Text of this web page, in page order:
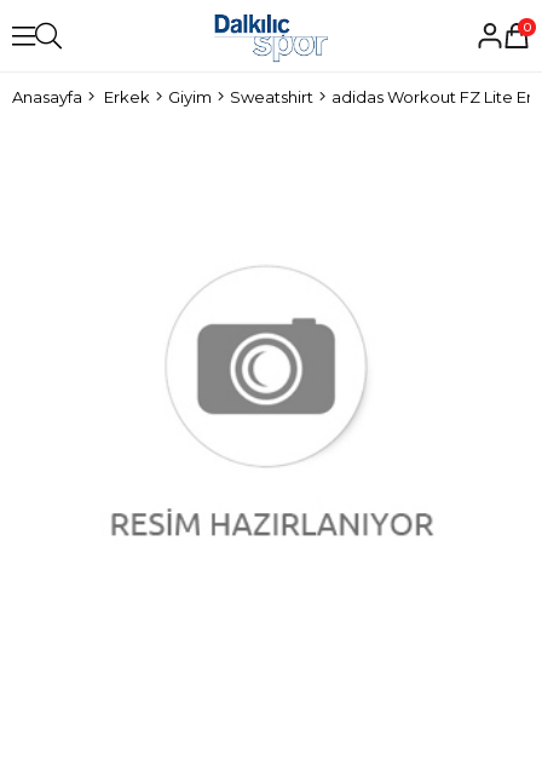
0
Anasayfa Erkek Giyim Sweatshirt adidas Workout FZ Lite